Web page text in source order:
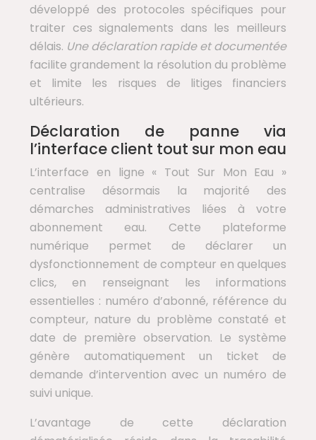
développé des protocoles spécifiques pour
traiter ces signalements dans les meilleurs
délais. Une déclaration rapide et documentée
facilite grandement la résolution du problème
et limite les risques de litiges financiers
ultérieurs.
Déclaration de panne via
l’interface client tout sur mon eau
L’interface en ligne « Tout Sur Mon Eau »
centralise désormais la majorité des
démarches administratives liées à votre
abonnement eau. Cette plateforme
numérique permet de déclarer un
dysfonctionnement de compteur en quelques
clics, en renseignant les informations
essentielles : numéro d’abonné, référence du
compteur, nature du problème constaté et
date de première observation. Le système
génère automatiquement un ticket de
demande d’intervention avec un numéro de
suivi unique.
L’avantage de cette déclaration